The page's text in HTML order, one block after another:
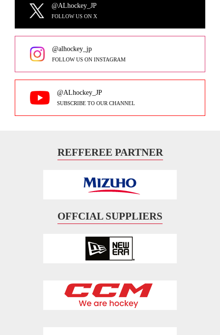
@ALhockey_JP
FOLLOW US ON X
@alhockey_jp
FOLLOW US ON INSTAGRAM
@ALhockey_JP
SUBSCRIBE TO OUR CHANNEL
REFFEREE PARTNER
OFFCIAL SUPPLIERS